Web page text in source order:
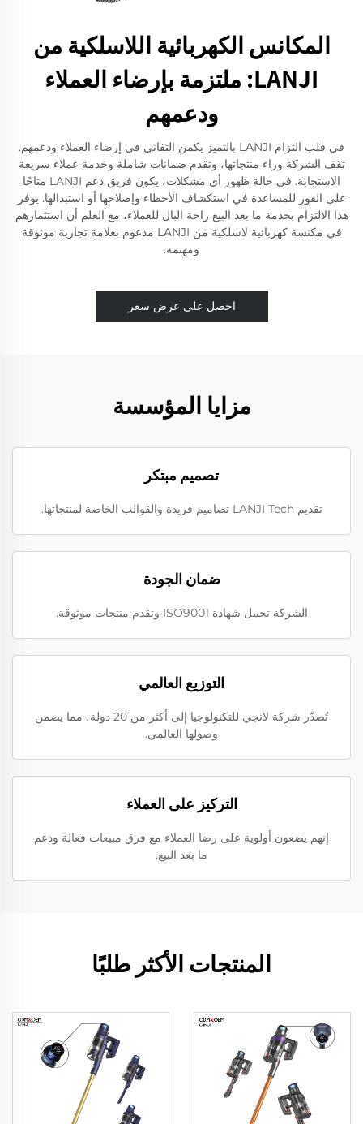
المكانس الكهربائية اللاسلكية من
LANJI: ملتزمة بإرضاء العملاء
ودعمهم
في قلب التزام LANJI بالتميز يكمن التفاني في إرضاء العملاء ودعمهم.
تقف الشركة وراء منتجاتها، وتقدم ضمانات شاملة وخدمة عملاء سريعة
الاستجابة. في حالة ظهور أي مشكلات، يكون فريق دعم LANJI متاحًا
على الفور للمساعدة في استكشاف الأخطاء وإصلاحها أو استبدالها. يوفر
هذا الالتزام بخدمة ما بعد البيع راحة البال للعملاء، مع العلم أن استثمارهم
في مكنسة كهربائية لاسلكية من LANJI مدعوم بعلامة تجارية موثوقة
ومهتمة.
احصل على عرض سعر
مزايا المؤسسة
تصميم مبتكر
تقديم LANJI Tech تصاميم فريدة والقوالب الخاصة لمنتجاتها.
ضمان الجودة
الشركة تحمل شهادة ISO9001 وتقدم منتجات موثوقة.
التوزيع العالمي
تُصدّر شركة لانجي للتكنولوجيا إلى أكثر من 20 دولة، مما يضمن
وصولها العالمي.
التركيز على العملاء
إنهم يضعون أولوية على رضا العملاء مع فرق مبيعات فعالة ودعم
ما بعد البيع.
المنتجات الأكثر طلبًا